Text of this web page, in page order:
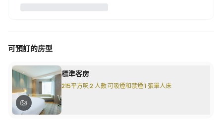
可預訂的房型
標準客房
215平方呎2 人數可吸煙和禁煙1 張單人床